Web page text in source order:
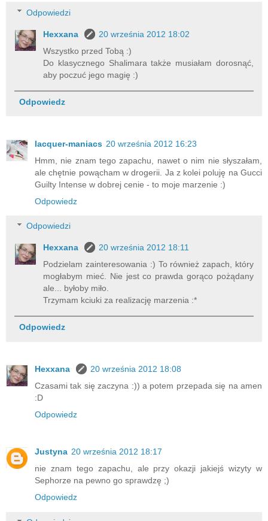
Odpowiedzi
Hexxana
20 września 2012 18:02
Wszystko przed Tobą :)
Do klasycznego Shalimara także musiałam dorosnąć,
aby poczuć jego magię :)
Odpowiedz
lacquer-maniacs 20 września 2012 16:23
Hmm, nie znam tego zapachu, nawet o nim nie słyszałam,
ale chętnie powącham w drogerii. Ja z kolei poluję na Gucci
Guilty Intense w dobrej cenie - to moje marzenie :)
Odpowiedz
Odpowiedzi
Hexxana
20 września 2012 18:11
Podzielam zainteresowania :) To również zapach, który
mogłabym mieć. Nie jest co prawda gorąco pożądany
ale... byłoby miło.
Trzymam kciuki za realizację marzenia :*
Odpowiedz
Hexxana
20 września 2012 18:08
Czasami tak się zaczyna :)) a potem przepada się na amen
:D
Odpowiedz
Justyna 20 września 2012 18:17
nie znam tego zapachu, ale przy okazji jakiejś wizyty w
Sephorze na pewno go sprawdzę ;)
Odpowiedz